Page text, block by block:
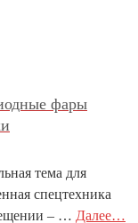
фары
тема для
спецтехника
– … Далее…